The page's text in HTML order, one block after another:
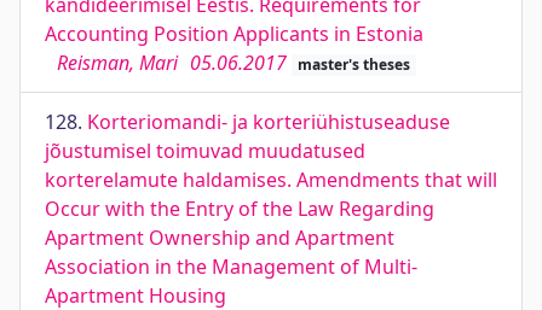
Accounting Position Applicants in Estonia
Reisman, Mari 05.06.2017 master's theses
128. Korteriomandi- ja korteriühistuseaduse
jõustumisel toimuvad muudatused
korterelamute haldamises. Amendments that will
Occur with the Entry of the Law Regarding
Apartment Ownership and Apartment
Association in the Management of Multi-
Apartment Housing